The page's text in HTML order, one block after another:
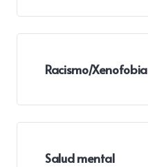
Racismo/Xenofobia
Salud mental